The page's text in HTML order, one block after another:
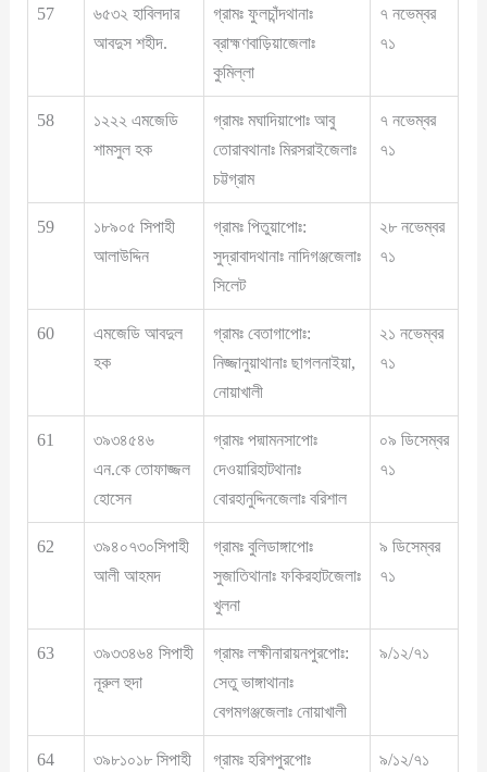
57
৬৫৩২ হাবিলদার
আবদুস শহীদ.
গ্রামঃ ফুলচাঁন্দথানাঃ
ব্রাহ্মণবাড়িয়াজেলাঃ
কুমিল্লা
৭ নভেম্বর
৭১
58
১২২২ এমজেডি
শামসুল হক
গ্রামঃ মঘাদিয়াপোঃ আবু
তোরাবথানাঃ মিরসরাইজেলাঃ
চট্টগ্রাম
৭ নভেম্বর
৭১
59
১৮৯০৫ সিপাহী
আলাউদ্দিন
গ্রামঃ পিতুয়াপোঃ:
সুদ্রাবাদথানাঃ নাদিগঞ্জজেলাঃ
সিলেট
২৮ নভেম্বর
৭১
60
এমজেডি আবদুল
হক
গ্রামঃ বেতাগাপোঃ:
নিজ্জানুয়াথানাঃ ছাগলনাইয়া,
নোয়াখালী
২১ নভেম্বর
৭১
61
৩৯৩৪৫৪৬
এন.কে তোফাজ্জল
হোসেন
গ্রামঃ পদ্মামনসাপোঃ
দেওয়ারিহাটথানাঃ
বোরহানুদ্দিনজেলাঃ বরিশাল
০৯ ডিসেম্বর
৭১
62
৩৯৪০৭৩০সিপাহী
আলী আহমদ
গ্রামঃ বুলিডাঙ্গাপোঃ
সুজাতিথানাঃ ফকিরহাটজেলাঃ
খুলনা
৯ ডিসেম্বর
৭১
63
৩৯৩৩৪৬৪ সিপাহী
নূরুল হুদা
গ্রামঃ লক্ষীনারায়নপুরপোঃ:
সেতু ভাঙ্গাথানাঃ
বেগমগঞ্জজেলাঃ নোয়াখালী
৯/১২/৭১
64
৩৯৮১০১৮ সিপাহী
গ্রামঃ হরিশপুরপোঃ
৯/১২/৭১